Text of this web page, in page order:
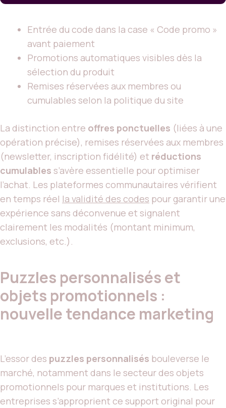
Entrée du code dans la case « Code promo »
avant paiement
Promotions automatiques visibles dès la
sélection du produit
Remises réservées aux membres ou
cumulables selon la politique du site
La distinction entre offres ponctuelles (liées à une
opération précise), remises réservées aux membres
(newsletter, inscription fidélité) et réductions
cumulables s’avère essentielle pour optimiser
l’achat. Les plateformes communautaires vérifient
en temps réel la validité des codes pour garantir une
expérience sans déconvenue et signalent
clairement les modalités (montant minimum,
exclusions, etc.).
Puzzles personnalisés et
objets promotionnels :
nouvelle tendance marketing
L’essor des puzzles personnalisés bouleverse le
marché, notamment dans le secteur des objets
promotionnels pour marques et institutions. Les
entreprises s’approprient ce support original pour